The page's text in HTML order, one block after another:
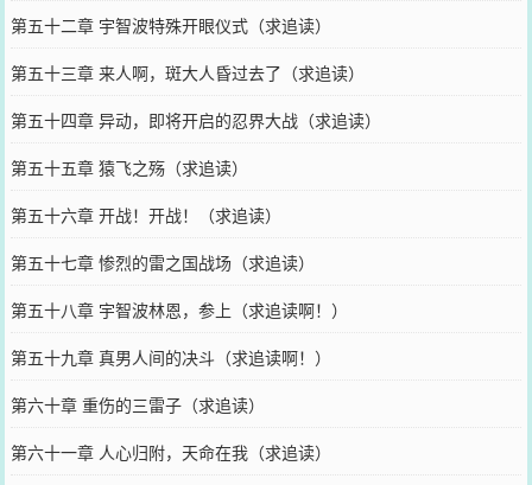
第五十二章 宇智波特殊开眼仪式（求追读）
第五十三章 来人啊，斑大人昏过去了（求追读）
第五十四章 异动，即将开启的忍界大战（求追读）
第五十五章 猿飞之殇（求追读）
第五十六章 开战！开战！（求追读）
第五十七章 惨烈的雷之国战场（求追读）
第五十八章 宇智波林恩，参上（求追读啊！）
第五十九章 真男人间的决斗（求追读啊！）
第六十章 重伤的三雷子（求追读）
第六十一章 人心归附，天命在我（求追读）